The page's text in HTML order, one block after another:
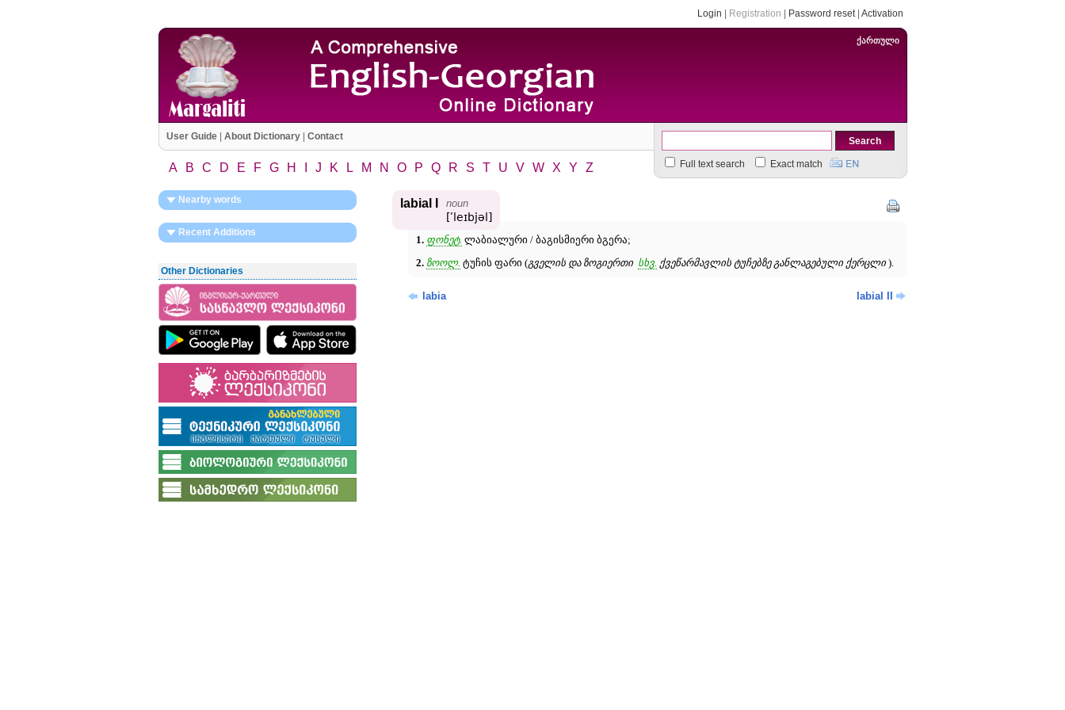
Login Registration Password reset| Activation
ქართული
User Guide| About Dictionary| Contact
Full text search Exact match
A B C D E F G H J K L M N O P Q R S T U V W X Y Z
Nearby words
Recent Additions
Other Dictionaries
labial I noun
[ʹleɪbjəl]
1. ფონეტ. ლაბიალური / ბაგისმიერი ბგერა;
2. ზოოლ. ტუჩის ფარი (გველის და ზოგიერთი სხვ. ქვეწარმავლის ტუჩებზე განლაგებული ქერცლი ).
labia labial II